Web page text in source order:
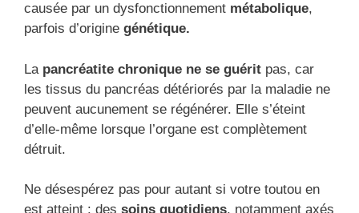
causée par un dysfonctionnement métabolique,
parfois d’origine génétique.
La pancréatite chronique ne se guérit pas, car
les tissus du pancréas détériorés par la maladie ne
peuvent aucunement se régénérer. Elle s’éteint
d’elle-même lorsque l’organe est complètement
détruit.
Ne désespérez pas pour autant si votre toutou en
est atteint : des soins quotidiens, notamment axés